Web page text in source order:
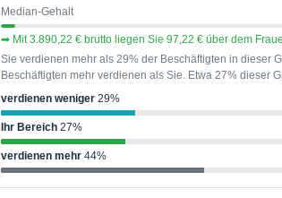
Median-Gehalt
➡ Mit 3.890,22 € brutto liegen Sie 97,22 € über dem
Sie verdienen mehr als 29% der Beschäftigten in dieser
Beschäftigten mehr verdienen als Sie. Etwa 27% dieser
verdienen weniger 29%
Ihr Bereich 27%
verdienen mehr 44%